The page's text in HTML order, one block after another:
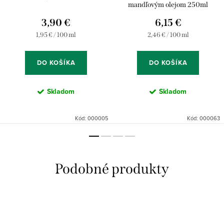
3,90 €
Jednotková
1,95 € / 100 ml
DO KOŠÍKA
Skladom
Kód: 000005
mandľovým olejom 250ml
6,15 €
Jednotková
2,46 € / 100 ml
DO KOŠÍKA
Skladom
Kód: 000063